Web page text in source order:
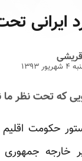
ایرانی
۱۳۹۳
که تحت نظر
حکومت
خارجه